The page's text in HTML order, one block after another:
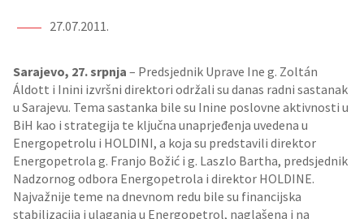
27.07.2011.
Sarajevo, 27. srpnja – Predsjednik Uprave Ine g. Zoltán
Áldott i Inini izvršni direktori održali su danas radni sastanak
u Sarajevu. Tema sastanka bile su Inine poslovne aktivnosti u
BiH kao i strategija te ključna unaprjeđenja uvedena u
Energopetrolu i HOLDINI, a koja su predstavili direktor
Energopetrola g. Franjo Božić i g. Laszlo Bartha, predsjednik
Nadzornog odbora Energopetrola i direktor HOLDINE.
Najvažnije teme na dnevnom redu bile su financijska
stabilizacija i ulaganja u Energopetrol, naglašena i na